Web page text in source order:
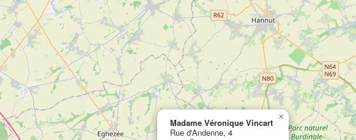
Madame Véronique Vincart
Rue d'Andenne, 4
×